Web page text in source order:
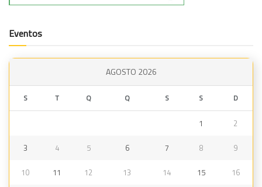
Eventos
AGOSTO 2026
S T Q Q S S D
1 2
3 4 5 6 7 8 9
10 11 12 13 14 15 16